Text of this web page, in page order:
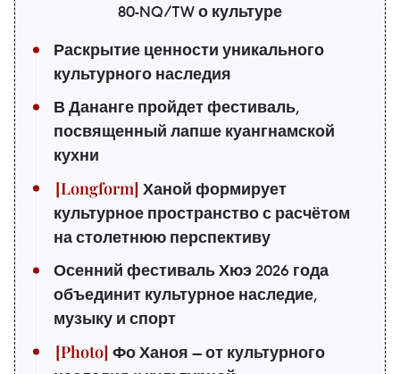
80-NQ/TW о культуре
Раскрытие ценности уникального
культурного наследия
В Дананге пройдет фестиваль,
посвященный лапше куангнамской
кухни
Ханой формирует
культурное пространство с расчётом
на столетнюю перспективу
Осенний фестиваль Хюэ 2026 года
объединит культурное наследие,
музыку и спорт
Фо Ханоя — от культурного